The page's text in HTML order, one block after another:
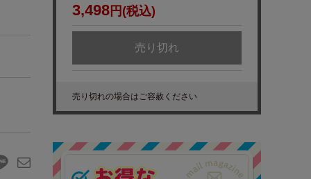
3,498 円(税込)
売り切れ
売り切れの場合はご容赦ください